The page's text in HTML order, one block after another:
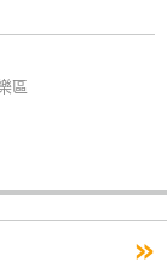
區
»